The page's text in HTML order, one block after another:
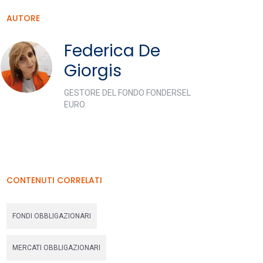
AUTORE
Federica De
Giorgis
GESTORE DEL FONDO FONDERSEL
EURO
CONTENUTI CORRELATI
FONDI OBBLIGAZIONARI
MERCATI OBBLIGAZIONARI